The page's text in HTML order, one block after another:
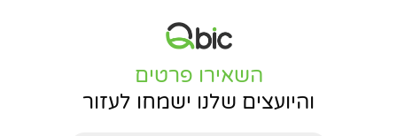
השאירו פרטים
והיועצים שלנו ישמחו לעזור